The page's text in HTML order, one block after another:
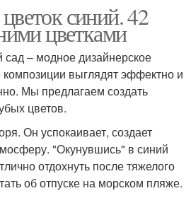
синий. 42
цветками
– модное дизайнерское
выглядят эффектно и
Мы предлагаем создать
цветов.
Он успокаивает, создает
"Окунувшись" в синий
отдохнуть после тяжелого
об отпуске на морском пляже.